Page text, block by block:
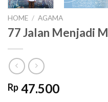
HOME / AGAMA
77 Jalan Menjadi
Rp 47.500